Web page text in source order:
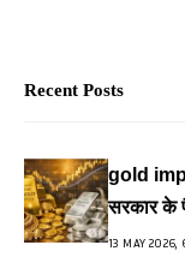
Recent Posts
gold
सरकार के
13 MAY 2026,